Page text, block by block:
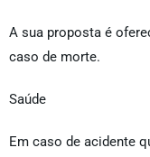
A sua proposta é
caso de morte.
Saúde
Em caso de acidente